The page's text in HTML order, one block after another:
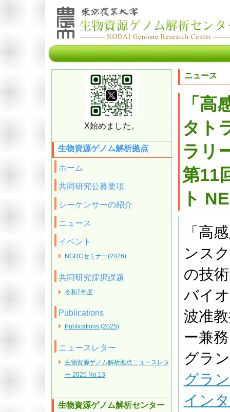
X始めました。
生物資源ゲノム解析拠点
ホーム
共同研究公募要項
シーケンサーの紹介
ニュース
イベント
NGRCセミナー(2026)
共同研究採択課題
令和7年度
Publications
Publications (2025)
ニュースレター
生物資源ゲノム解析拠点ニュースレタ
ー 2025 No.13
生物資源ゲノム解析センター
ニュース
「
タト
ラリ
第11
ト
「高
ンス
の技
バイ
波准
ー兼
グラ
グラ
イン